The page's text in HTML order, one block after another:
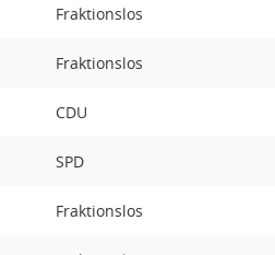
Fraktionslos
Fraktionslos
CDU
SPD
Fraktionslos